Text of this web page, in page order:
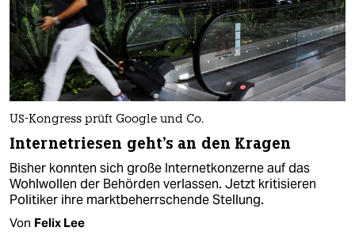
US-Kongress prüft Google und Co.
Internetriesen geht's an den Kragen
Bisher konnten sich große Internetkonzerne auf das
Wohlwollen der Behörden verlassen. Jetzt kritisieren
Politiker ihre marktbeherrschende Stellung.
Von Felix Lee